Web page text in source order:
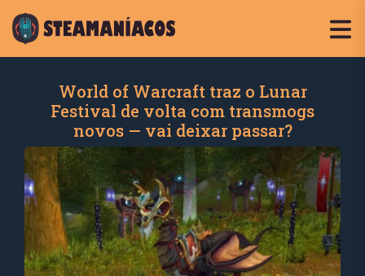
World of Warcraft traz o Lunar
Festival de volta com transmogs
novos — vai deixar passar?